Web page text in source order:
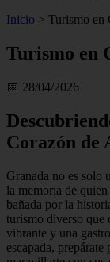
Inicio > Turismo en
Turismo en
📅 28/04/2026
Corazón de
Granada no es solo
la memoria de
bañada por la
turismo diverso que
vibrante y una
escapada, prepárate